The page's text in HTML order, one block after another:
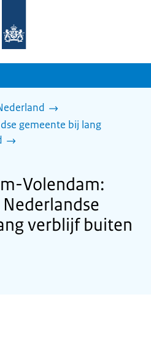
gemeente bij lang
Volendam:
verblijf buiten